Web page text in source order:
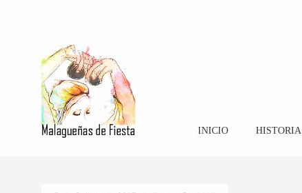
INICIO HISTORIA